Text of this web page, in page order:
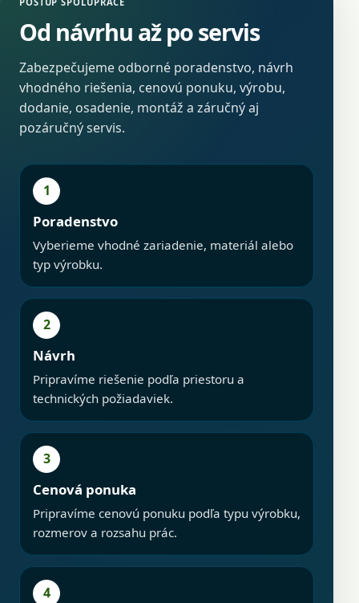
Od návrhu až po servis
Zabezpečujeme odborné poradenstvo, návrh
vhodného riešenia, cenovú ponuku, výrobu,
dodanie, osadenie, montáž a záručný aj
pozáručný servis.
1
Poradenstvo
Vyberieme vhodné zariadenie, materiál alebo
typ výrobku.
2
Návrh
Pripravíme riešenie podľa priestoru a
technických požiadaviek.
3
Cenová ponuka
Pripravíme cenovú ponuku podľa typu výrobku,
rozmerov a rozsahu prác.
4